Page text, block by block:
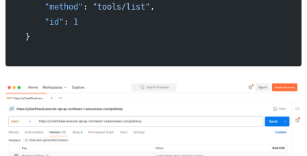
    "method"
: "tools/list" ,
    "id"
: 1
}